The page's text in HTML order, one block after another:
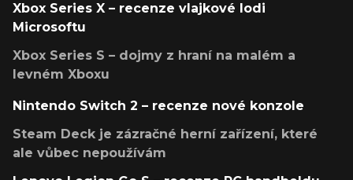
Xbox Series X – recenze vlajkové lodi
Microsoftu
Xbox Series S – dojmy z hraní na malém a
levném Xboxu
Nintendo Switch 2 – recenze nové konzole
Steam Deck je zázračné herní zařízení, které
ale vůbec nepoužívám